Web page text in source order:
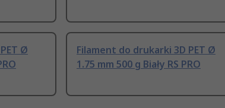
Ø
Filament do drukarki 3D PET Ø
1.75 mm 500 g Biały RS PRO